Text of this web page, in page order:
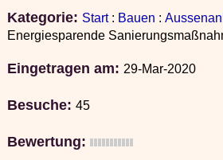
Kategorie: Start: Bauen :
Energiesparende
Eingetragen am: 29-Mar-2020
Besuche: 45
Bewertung: